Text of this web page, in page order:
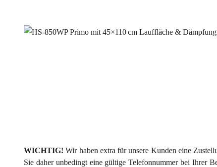
WICHTIG!Wir haben extra für unsere Kunden eine
Sie daher unbedingt eine gültige Telefonnummer bei Ihrer